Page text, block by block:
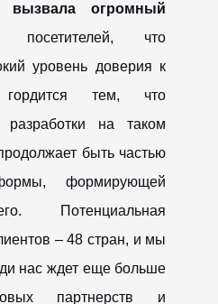
вызвала огромный
что
уровень доверия к
тем, что
разработки на таком
быть частью
формирующей
Потенциальная
– 48 стран, и мы
нас ждет еще больше
партнерств и